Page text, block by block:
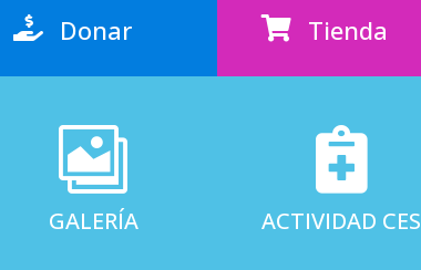
 Donar  Tienda

GALERÍA

ACTIVIDAD CES